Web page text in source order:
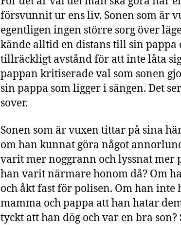
försvunnit ur ens liv. Sonen som är
egentligen ingen större sorg över
kände alltid en distans till sin pappa
tillräckligt avstånd för att inte låta
pappan kritiserade val som sonen
sin pappa som ligger i sängen. Det
sover.
Sonen som är vuxen tittar på sina
om han kunnat göra något
varit mer noggrann och lyssnat mer
han varit närmare honom då? Om
och åkt fast för polisen. Om han inte
mamma och pappa att han hatar
tyckt att han dög och var en bra